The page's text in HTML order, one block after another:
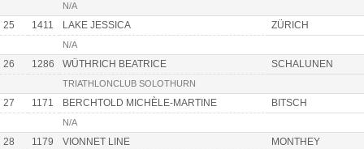
N/A
25 1411 LAKE JESSICA ZÜRICH
N/A
26 1286 WÜTHRICH BEATRICE SCHALUNEN
TRIATHLONCLUB SOLOTHURN
27 1171 BERCHTOLD MICHÈLE-MARTINE BITSCH
N/A
28 1179 VIONNET LINE MONTHEY